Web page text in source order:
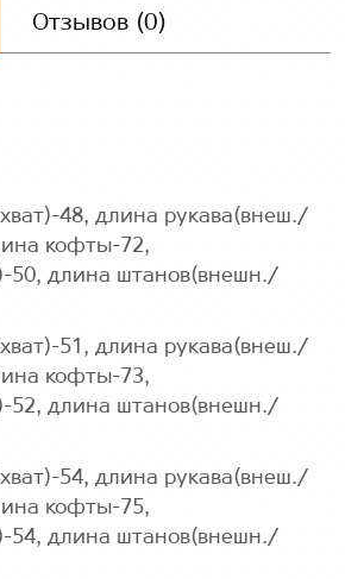
Отзывов (0)
48, длина рукава(внеш./
кофты-72,
50, длина штанов(внешн./
51, длина рукава(внеш./
кофты-73,
52, длина штанов(внешн./
54, длина рукава(внеш./
кофты-75,
54, длина штанов(внешн./